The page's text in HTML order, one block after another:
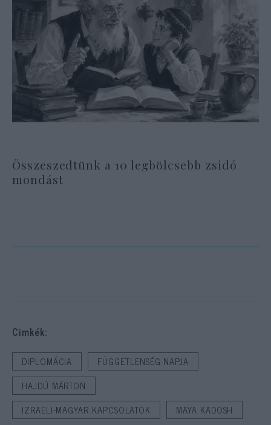
Összeszedtünk a 10 legbölcsebb zsidó
mondást
Cimkék:
DIPLOMÁCIA
FÜGGETLENSÉG NAPJA
HAJDÚ MÁRTON
IZRAELI-MAGYAR KAPCSOLATOK
MAYA KADOSH